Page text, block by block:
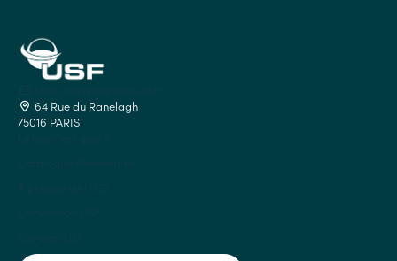
64 Rue du Ranelagh
75016 PARIS